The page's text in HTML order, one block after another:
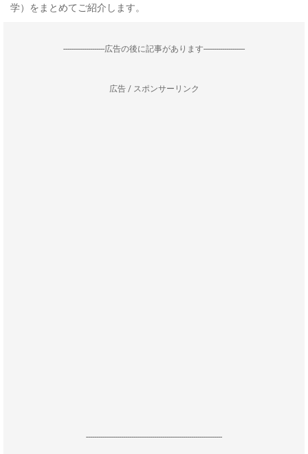
学）をまとめてご紹介します。
--------------------広告の後に記事があります--------------------
広告 / スポンサーリンク
------------------------------------------------------------------